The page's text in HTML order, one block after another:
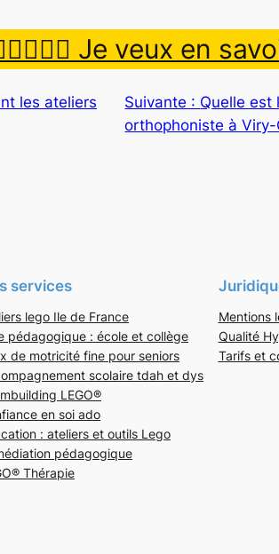
Je veux en
les ateliers
Suivante : Quelle est
orthophoniste à Viry-
services
lego Ile de France
pédagogique : école et collège
de motricité fine pour seniors
scolaire tdah et dys
LEGO®
en soi ado
: ateliers et outils Lego
pédagogique
Thérapie
Mentions
Qualité
Tarifs et